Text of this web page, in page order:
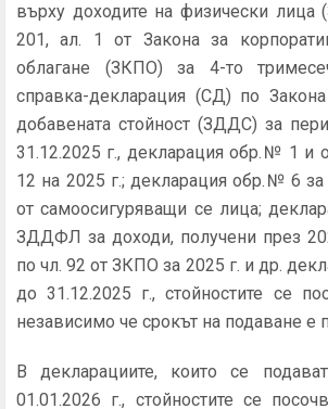
върху доходите на физически
201, ал. 1 от Закона за
облагане (ЗКПО) за 4-то
справка-декларация (СД) по
добавената стойност (ЗДДС) за
31.12.2025 г., декларация обр.№ 1
12 на 2025 г.; декларация обр.№ 6 за
от самоосигуряващи се лица;
ЗДДФЛ за доходи, получени през
по чл. 92 от ЗКПО за 2025 г. и др.
до 31.12.2025 г., стойностите се
независимо че срокът на подаване е
В декларациите, които се
01.01.2026 г., стойностите се